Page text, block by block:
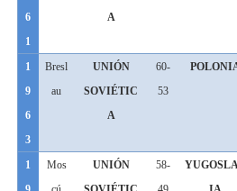
6
1
A
1
9
6
3
Bresl
au
UNIÓN
SOVIÉTIC
A
60-
53
1
Mos
UNIÓN
58-